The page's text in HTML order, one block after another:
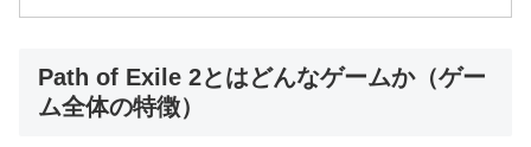
Path of Exile 2とはどんなゲームか（ゲー
ム全体の特徴）